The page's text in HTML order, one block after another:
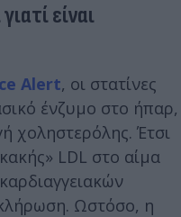
είναι
Alert, οι στατίνες
ένζυμο στο ήπαρ,
χοληστερόλης. Έτσι
LDL στο αίμα
Ωστόσο, η